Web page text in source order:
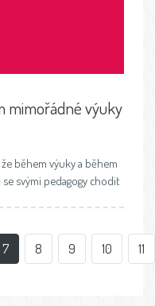
mimořádné výuky
během výuky a během
svými pedagogy chodit
7 8 9 10 11